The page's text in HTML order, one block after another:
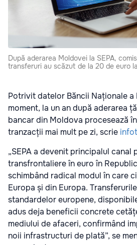
După aderarea Moldovei la SEPA,
transferuri au scăzut de la 20 de euro
Potrivit datelor Băncii Naționale a
moment, la un an după aderarea
bancar din Moldova procesează
tranzacții mai mult pe zi, scrie
„SEPA a devenit principalul canal
transfrontaliere în euro în
schimbând radical modul în care
Europa și din Europa.
standardelor europene,
adus deja beneficii concrete
mediului de afaceri, confirmând
noii infrastructuri de plată”, se